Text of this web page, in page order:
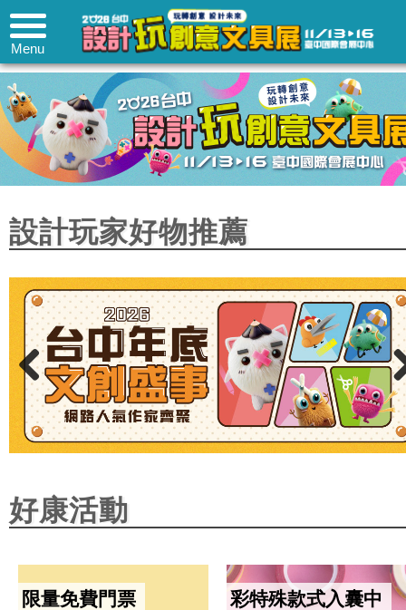
Menu
設計玩家好物推薦
好康活動
限量免費門票
彩特殊款式入囊中